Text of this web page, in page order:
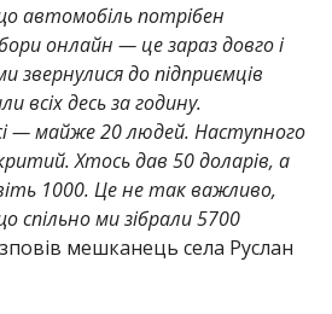
автомобіль потрібен
онлайн — це зараз довго і
звернулися до підприємців
всіх десь за годину.
— майже 20 людей. Наступного
Хтось дав 50 доларів, а
1000. Це не так важливо,
спільно ми зібрали 5700
мешканець села Руслан